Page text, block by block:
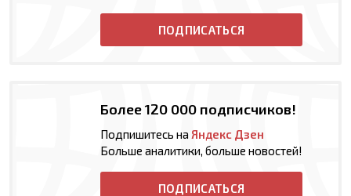
ПОДПИСАТЬСЯ
Более 120 000 подписчиков!
Подпишитесь на Яндекс Дзен
Больше аналитики, больше новостей!
ПОДПИСАТЬСЯ